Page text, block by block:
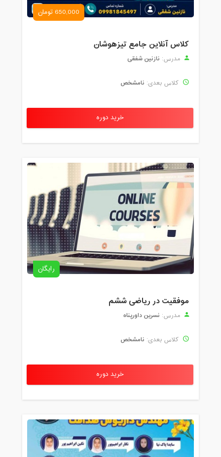
650,000 تومان
کلاس آنلاین جامع تیزهوشان
مدرس: نازنین شفقی
کلاس بعدی: نامشخص
خرید دوره
رایگان
موفقیت در ریاضی ششم
مدرس: نسرین داورپناه
کلاس بعدی: نامشخص
خرید دوره